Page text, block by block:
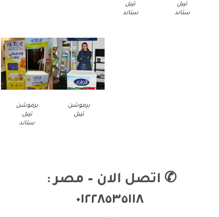
تيبل
ستاند
تيبل
ستاند
برموشن
تيبل
ستاند
برموشن
تيبل
✆ اتصل الان – مصر :
٠١٢٢٨٥٣٥١١٨